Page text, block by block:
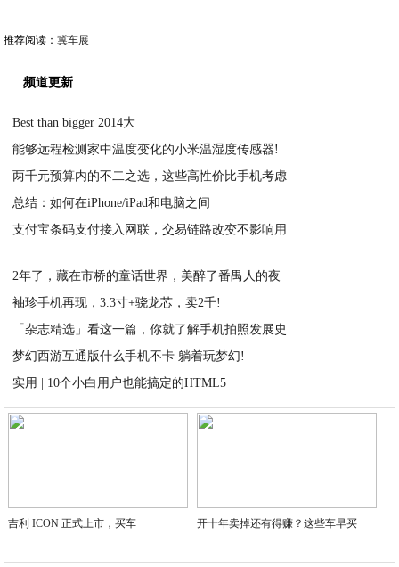
推荐阅读：冀车展
频道更新
Best than bigger 2014大
能够远程检测家中温度变化的小米温湿度传感器!
两千元预算内的不二之选，这些高性价比手机考虑
总结：如何在iPhone/iPad和电脑之间
支付宝条码支付接入网联，交易链路改变不影响用
2年了，藏在市桥的童话世界，美醉了番禺人的夜
袖珍手机再现，3.3寸+骁龙芯，卖2千!
「杂志精选」看这一篇，你就了解手机拍照发展史
梦幻西游互通版什么手机不卡 躺着玩梦幻!
实用 | 10个小白用户也能搞定的HTML5
2021-03-03
吉利 ICON 正式上市，买车 开十年卖掉还有得赚？这些车早买